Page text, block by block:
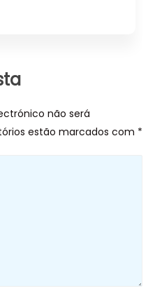
não será
estão marcados com *